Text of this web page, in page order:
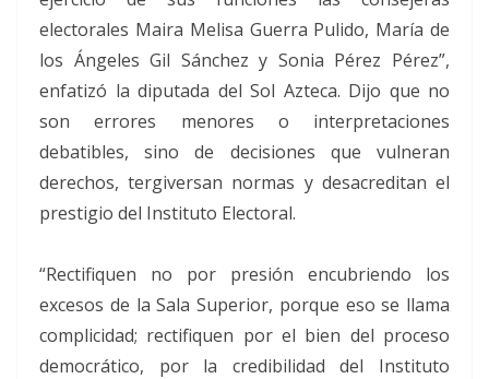
electorales Maira Melisa Guerra Pulido, María de
los Ángeles Gil Sánchez y Sonia Pérez Pérez”,
enfatizó la diputada del Sol Azteca. Dijo que no
son errores menores o interpretaciones
debatibles, sino de decisiones que vulneran
derechos, tergiversan normas y desacreditan el
prestigio del Instituto Electoral.
“Rectifiquen no por presión encubriendo los
excesos de la Sala Superior, porque eso se llama
complicidad; rectifiquen por el bien del proceso
democrático, por la credibilidad del Instituto